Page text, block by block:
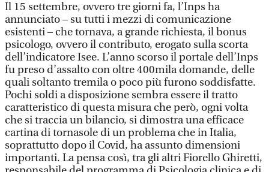
Il 15 settembre, ovvero tre giorni fa, l’Inps ha
annunciato – su tutti i mezzi di comunicazione
esistenti – che tornava, a grande richiesta, il bonus
psicologo, ovvero il contributo, erogato sulla scorta
dell’indicatore Isee. L’anno scorso il portale dell’Inps
fu preso d’assalto con oltre 400mila domande, delle
quali soltanto tremila o poco più furono soddisfatte.
Pochi soldi a disposizione sembra essere il tratto
caratteristico di questa misura che però, ogni volta
che si traccia un bilancio, si dimostra una efficace
cartina di tornasole di un problema che in Italia,
soprattutto dopo il Covid, ha assunto dimensioni
importanti. La pensa così, tra gli altri Fiorello Ghiretti,